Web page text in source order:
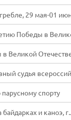
29 мая-01
Победы в
Великой
судья
спорту
и каноэ,